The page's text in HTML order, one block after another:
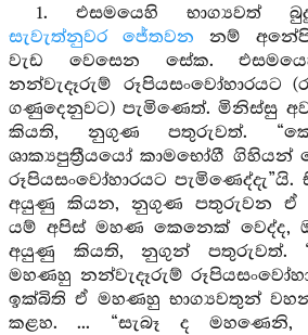
1. එසමයෙහි භාග්‍යවත්
සැවැත්නුවර
ජේතවන නම්
වැඩ වෙසෙන සේක.
නන්වැදෑරුම් රූපියසංවෝහාරයට
ගණුදෙනුවට) පැමිණෙත්. මිනිස්සු
කියති, නුගුණ පතුරුවත්.
ශාක්‍යපුත්‍රීයයෝ කාමභෝගී ගිහියන්
රූපියසංවෝහාරයට
අයුණු කියන, නුගුණ පතුරුවන ඒ
යම් අපිස් මහණ කෙනෙක් වෙද්ද,
අයුණු කියති, නුගුන් පතුරුවත්.
මහණහු නන්වැදෑරුම්
ඉක්බිති ඒ මහණහු භාග්‍යවතුන්
කළහ. ... “සැබෑ ද මහණෙනි,